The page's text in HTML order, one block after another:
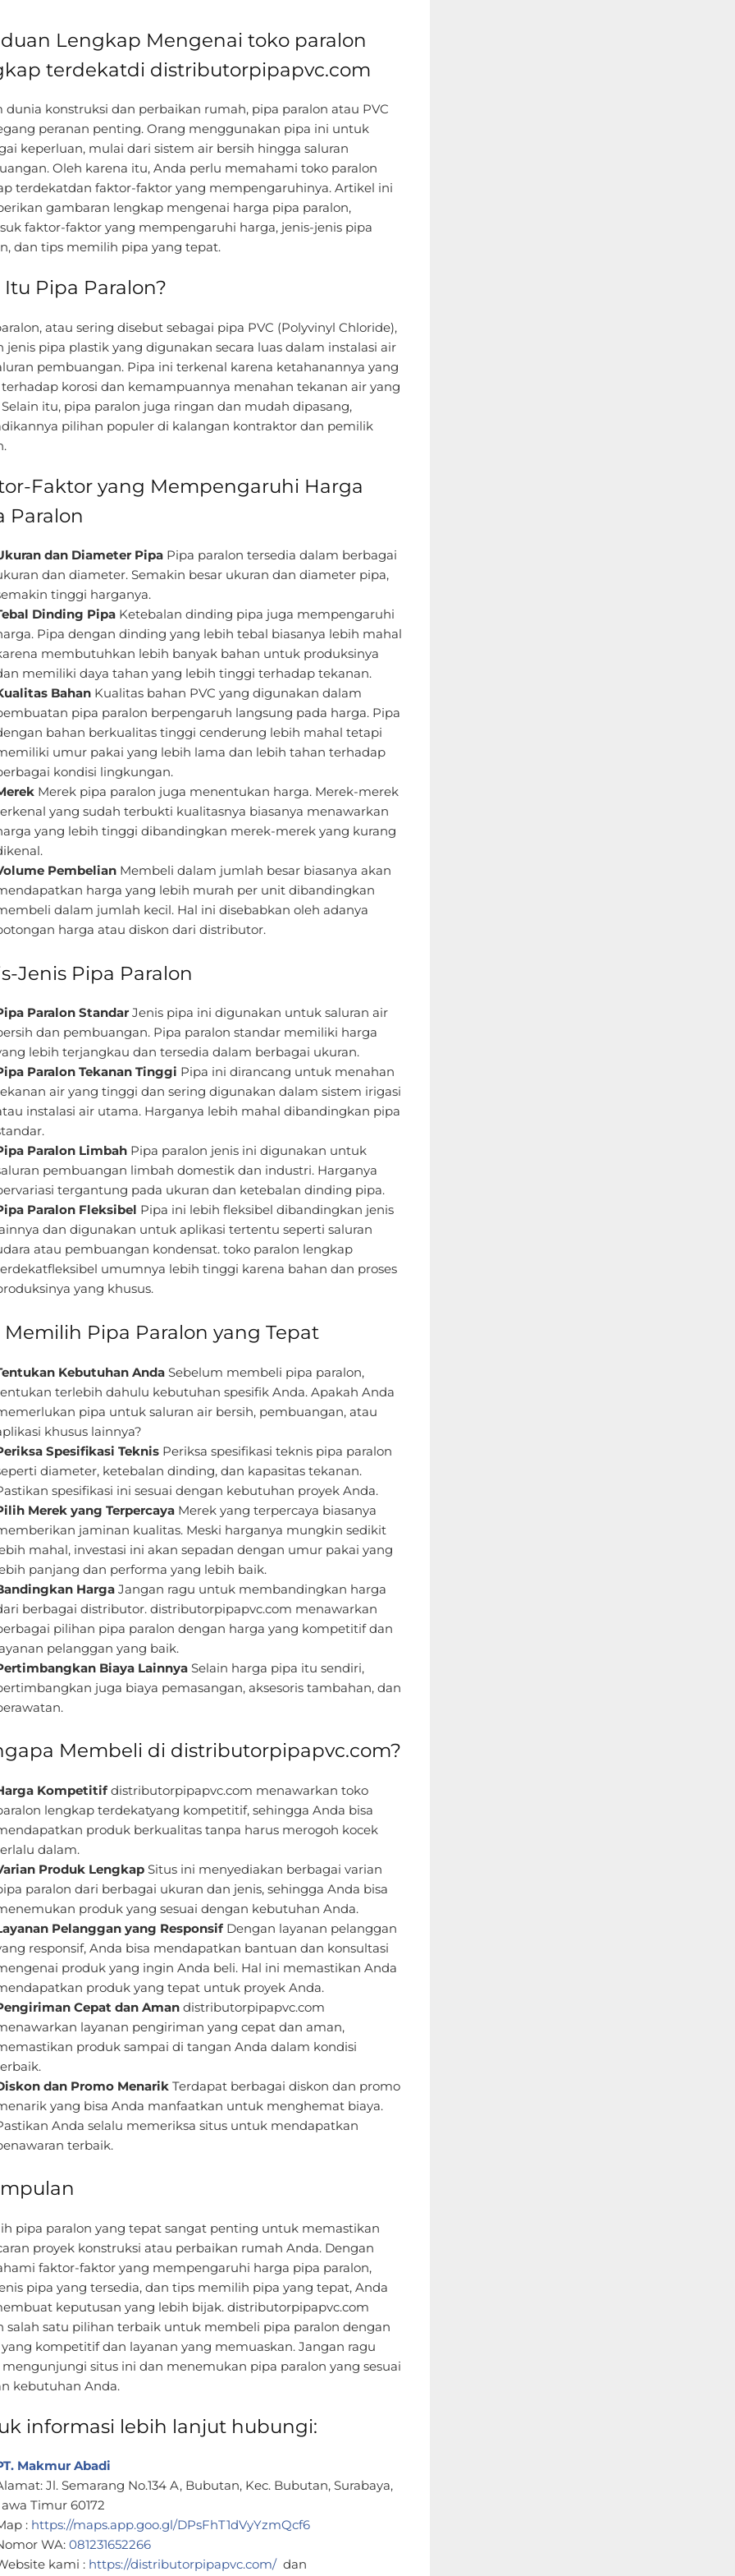
Lengkap Mengenai toko paralon
terdekatdi distributorpipapvc.com
dunia konstruksi dan perbaikan rumah, pipa paralon atau PVC
peranan penting. Orang menggunakan pipa ini untuk
keperluan, mulai dari sistem air bersih hingga saluran
Oleh karena itu, Anda perlu memahami toko paralon
terdekatdan faktor-faktor yang mempengaruhinya. Artikel ini
gambaran lengkap mengenai harga pipa paralon,
faktor-faktor yang mempengaruhi harga, jenis-jenis pipa
dan tips memilih pipa yang tepat.
Itu Pipa Paralon?
atau sering disebut sebagai pipa PVC (Polyvinyl Chloride),
jenis pipa plastik yang digunakan secara luas dalam instalasi air
pembuangan. Pipa ini terkenal karena ketahanannya yang
korosi dan kemampuannya menahan tekanan air yang
Selain itu, pipa paralon juga ringan dan mudah dipasang,
pilihan populer di kalangan kontraktor dan pemilik
Faktor yang Mempengaruhi Harga
Paralon
dan Diameter Pipa Pipa paralon tersedia dalam berbagai
dan diameter. Semakin besar ukuran dan diameter pipa,
tinggi harganya.
Dinding Pipa Ketebalan dinding pipa juga mempengaruhi
Pipa dengan dinding yang lebih tebal biasanya lebih mahal
membutuhkan lebih banyak bahan untuk produksinya
memiliki daya tahan yang lebih tinggi terhadap tekanan.
Bahan Kualitas bahan PVC yang digunakan dalam
pipa paralon berpengaruh langsung pada harga. Pipa
bahan berkualitas tinggi cenderung lebih mahal tetapi
umur pakai yang lebih lama dan lebih tahan terhadap
kondisi lingkungan.
Merek pipa paralon juga menentukan harga. Merek-merek
yang sudah terbukti kualitasnya biasanya menawarkan
yang lebih tinggi dibandingkan merek-merek yang kurang
Pembelian Membeli dalam jumlah besar biasanya akan
harga yang lebih murah per unit dibandingkan
dalam jumlah kecil. Hal ini disebabkan oleh adanya
harga atau diskon dari distributor.
Jenis Pipa Paralon
Paralon Standar Jenis pipa ini digunakan untuk saluran air
dan pembuangan. Pipa paralon standar memiliki harga
lebih terjangkau dan tersedia dalam berbagai ukuran.
Paralon Tekanan Tinggi Pipa ini dirancang untuk menahan
air yang tinggi dan sering digunakan dalam sistem irigasi
instalasi air utama. Harganya lebih mahal dibandingkan pipa
Paralon Limbah Pipa paralon jenis ini digunakan untuk
pembuangan limbah domestik dan industri. Harganya
tergantung pada ukuran dan ketebalan dinding pipa.
Paralon Fleksibel Pipa ini lebih fleksibel dibandingkan jenis
dan digunakan untuk aplikasi tertentu seperti saluran
atau pembuangan kondensat. toko paralon lengkap
umumnya lebih tinggi karena bahan dan proses
yang khusus.
Memilih Pipa Paralon yang Tepat
Kebutuhan Anda Sebelum membeli pipa paralon,
terlebih dahulu kebutuhan spesifik Anda. Apakah Anda
pipa untuk saluran air bersih, pembuangan, atau
khusus lainnya?
Spesifikasi Teknis Periksa spesifikasi teknis pipa paralon
diameter, ketebalan dinding, dan kapasitas tekanan.
spesifikasi ini sesuai dengan kebutuhan proyek Anda.
Merek yang Terpercaya Merek yang terpercaya biasanya
jaminan kualitas. Meski harganya mungkin sedikit
mahal, investasi ini akan sepadan dengan umur pakai yang
panjang dan performa yang lebih baik.
Harga Jangan ragu untuk membandingkan harga
berbagai distributor. distributorpipapvc.com menawarkan
pilihan pipa paralon dengan harga yang kompetitif dan
pelanggan yang baik.
Biaya Lainnya Selain harga pipa itu sendiri,
juga biaya pemasangan, aksesoris tambahan, dan
Membeli di distributorpipapvc.com?
Kompetitif distributorpipapvc.com menawarkan toko
lengkap terdekatyang kompetitif, sehingga Anda bisa
produk berkualitas tanpa harus merogoh kocek
dalam.
Produk Lengkap Situs ini menyediakan berbagai varian
paralon dari berbagai ukuran dan jenis, sehingga Anda bisa
produk yang sesuai dengan kebutuhan Anda.
Pelanggan yang Responsif Dengan layanan pelanggan
responsif, Anda bisa mendapatkan bantuan dan konsultasi
produk yang ingin Anda beli. Hal ini memastikan Anda
produk yang tepat untuk proyek Anda.
Cepat dan Aman distributorpipapvc.com
layanan pengiriman yang cepat dan aman,
produk sampai di tangan Anda dalam kondisi
dan Promo Menarik Terdapat berbagai diskon dan promo
yang bisa Anda manfaatkan untuk menghemat biaya.
Anda selalu memeriksa situs untuk mendapatkan
terbaik.
pipa paralon yang tepat sangat penting untuk memastikan
proyek konstruksi atau perbaikan rumah Anda. Dengan
faktor-faktor yang mempengaruhi harga pipa paralon,
pipa yang tersedia, dan tips memilih pipa yang tepat, Anda
keputusan yang lebih bijak. distributorpipapvc.com
salah satu pilihan terbaik untuk membeli pipa paralon dengan
kompetitif dan layanan yang memuaskan. Jangan ragu
situs ini dan menemukan pipa paralon yang sesuai
kebutuhan Anda.
informasi lebih lanjut hubungi:
Makmur Abadi
Jl. Semarang No.134 A, Bubutan, Kec. Bubutan, Surabaya,
Timur 60172
: https://maps.app.goo.gl/DPsFhT1dVyYzmQcf6
WA: 081231652266
kami : https://distributorpipapvc.com/ dan